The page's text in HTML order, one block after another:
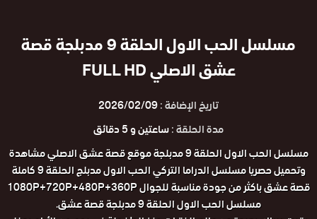
مسلسل الحب الاول الحلقة 9 مدبلجة قصة
عشق الاصلي FULL HD
تاريخ الإضافة :2026/02/09
مدة الحلقة :ساعتين و 5 دقائق
مسلسل الحب الاول الحلقة 9 مدبلجة موقع قصة عشق الاصلي مشاهدة
وتحميل حصريا مسلسل الدراما التركي الحب الاول مدبلج الحلقة 9 كاملة
قصة عشق باكثر من جودة مناسبة للجوال 1080P+720P+480P+360P
مسلسل الحب الاول الحلقة 9 مدبلجة قصة عشق.